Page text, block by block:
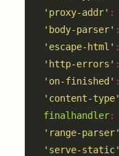
'proxy-addr' :
'body-parser' :
'escape-html' :
'http-errors' :
'on-finished' :
'content-type'
finalhandler:
'range-parser'
'serve-static'